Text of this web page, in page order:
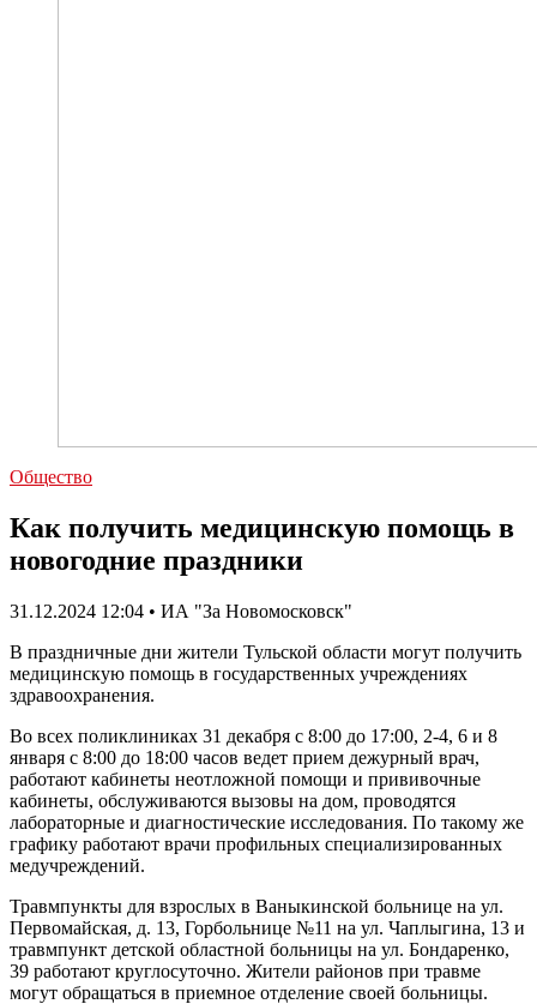
Общество
Как получить медицинскую помощь в
новогодние праздники
31.12.2024 12:04 • ИА "За Новомосковск"
В праздничные дни жители Тульской области могут получить
медицинскую помощь в государственных учреждениях
здравоохранения.
Во всех поликлиниках 31 декабря с 8:00 до 17:00, 2-4, 6 и 8
января с 8:00 до 18:00 часов ведет прием дежурный врач,
работают кабинеты неотложной помощи и прививочные
кабинеты, обслуживаются вызовы на дом, проводятся
лабораторные и диагностические исследования. По такому же
графику работают врачи профильных специализированных
медучреждений.
Травмпункты для взрослых в Ваныкинской больнице на ул.
Первомайская, д. 13, Горбольнице №11 на ул. Чаплыгина, 13 и
травмпункт детской областной больницы на ул. Бондаренко,
39 работают круглосуточно. Жители районов при травме
могут обращаться в приемное отделение своей больницы.